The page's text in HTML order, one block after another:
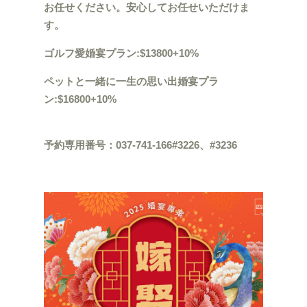
お任せください。安心してお任せいただけま
す。
ゴルフ愛婚宴プラン:$13800+10%
ペットと一緒に一生の思い出婚宴プラ
ン:$16800+10%
予約専用番号： 037-741-166#3226、 #3236